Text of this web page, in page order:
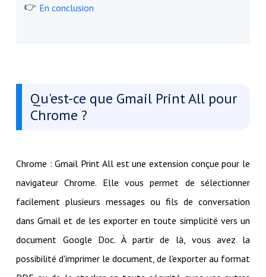
En conclusion
Qu'est-ce que Gmail Print All pour
Chrome ?
Chrome : Gmail Print All est une extension conçue pour le
navigateur Chrome. Elle vous permet de sélectionner
facilement plusieurs messages ou fils de conversation
dans Gmail et de les exporter en toute simplicité vers un
document Google Doc. À partir de là, vous avez la
possibilité d'imprimer le document, de l'exporter au format